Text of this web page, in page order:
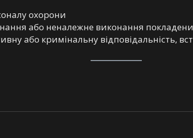
охорони
або неналежне виконання
або кримінальну відповідальність,